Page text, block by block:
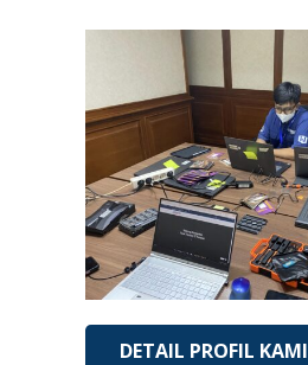
DETAIL PROFIL KAMI